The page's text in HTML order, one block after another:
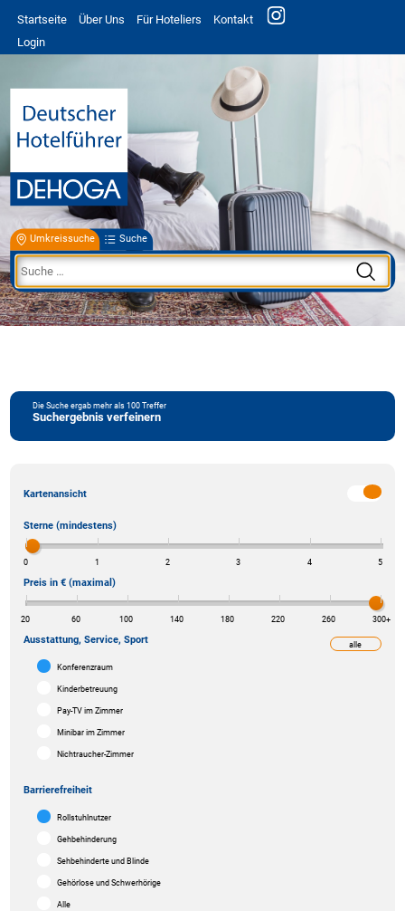
Startseite Über Uns Für Hoteliers
Kontakt
Login
Umkreissuche Suche
Die Suche ergab mehr als 100 Treffer
Suchergebnis verfeinern
Kartenansicht
Sterne (mindestens)
0 1 2 3 4 5
Preis in € (maximal)
20 60 100 140 180 220 260 300+
alle
Ausstattung, Service, Sport
Konferenzraum
Kinderbetreuung
Pay-TV im Zimmer
Minibar im Zimmer
Nichtraucher-Zimmer
Barrierefreiheit
Rollstuhlnutzer
Gehbehinderung
Sehbehinderte und Blinde
Gehörlose und Schwerhörige
Alle